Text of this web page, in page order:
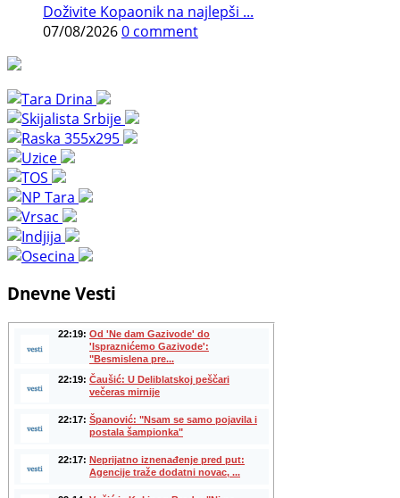
Doživite Kopaonik na najlepši ...
07/08/20260 comment
Dnevne Vesti